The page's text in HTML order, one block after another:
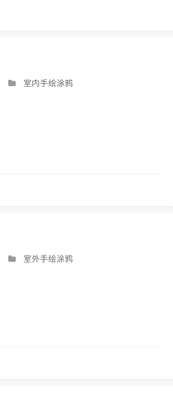
室内手绘涂鸦
室外手绘涂鸦